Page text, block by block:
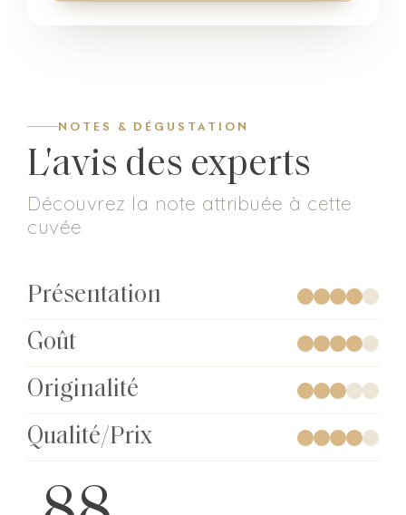
NOTES & DÉGUSTATION
L'avis des experts
Découvrez la note attribuée à cette
cuvée
Présentation
Goût
Originalité
Qualité/Prix